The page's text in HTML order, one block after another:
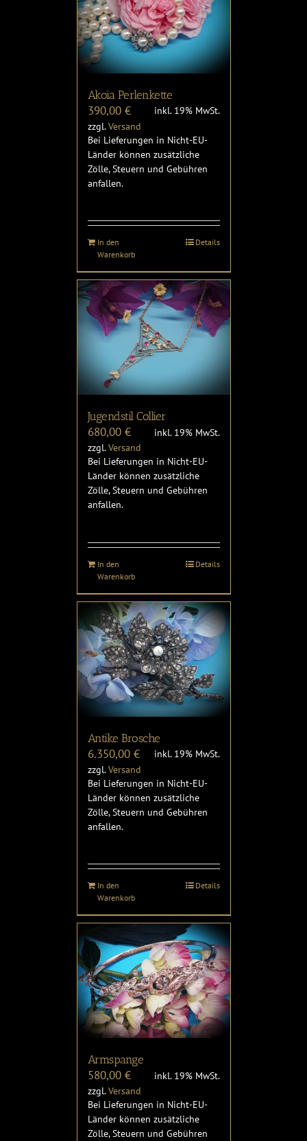
Akoia Perlenkette
390,00 €
inkl. 19% MwSt.
zzgl.Versand
Bei Lieferungen in Nicht-EU-
Länder können zusätzliche
Zölle, Steuern und Gebühren
anfallen.
In den
Warenkorb
Details
Jugendstil Collier
680,00 €
inkl. 19% MwSt.
zzgl.Versand
Bei Lieferungen in Nicht-EU-
Länder können zusätzliche
Zölle, Steuern und Gebühren
anfallen.
In den
Warenkorb
Details
Antike Brosche
6.350,00 €
inkl. 19% MwSt.
zzgl.Versand
Bei Lieferungen in Nicht-EU-
Länder können zusätzliche
Zölle, Steuern und Gebühren
anfallen.
In den
Warenkorb
Details
Armspange
580,00 €
inkl. 19% MwSt.
zzgl.Versand
Bei Lieferungen in Nicht-EU-
Länder können zusätzliche
Zölle, Steuern und Gebühren